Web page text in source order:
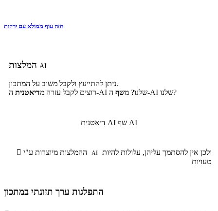
חזה עוף ממולא עם ירקות
AI
ניתן להתייעץ ולקבל משוב על המתכון.
רוצים לקבל עזרה מדיאטנית ה-AI שלנו? משף ה-AI שלנו?
דיאטנית AI שף AI
 AI
טעויות
התפלגות ערך תזונתי במתכון